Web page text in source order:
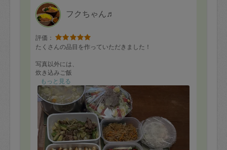
フクちゃん♬
評価：
たくさんの品目を作っていただきました！
写真以外には、
炊き込みご飯
豚肉野菜巻き（やくだけ）
もあります
もっと見る